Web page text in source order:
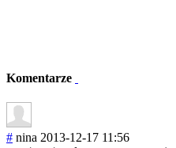
Komentarze
# nina 2013-12-17 11:56